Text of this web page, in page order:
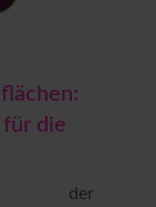
die
der